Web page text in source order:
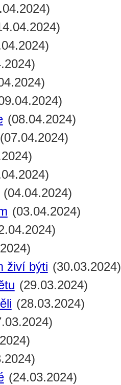
(08.04.2024)
(07.04.2024)
(04.04.2024)
(03.04.2024)
živí býti (30.03.2024)
(29.03.2024)
(28.03.2024)
(24.03.2024)